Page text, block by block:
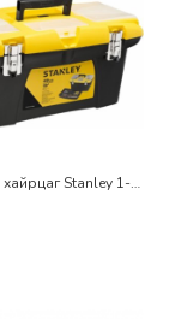
Stanley 1-